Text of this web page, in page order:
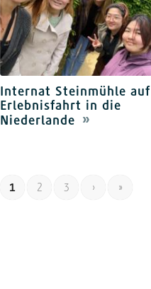
Internat Steinmühle auf
Erlebnisfahrt in die
Niederlande
1 2 3 › »